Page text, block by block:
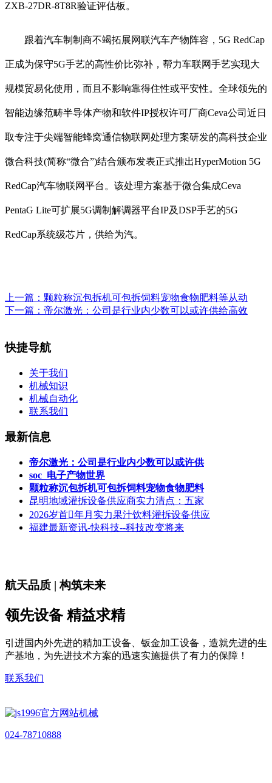
ZXB-27DR-8T8R验证评估板。
跟着汽车制制商不竭拓展网联汽车产物阵容，5G RedCap
正成为保守5G手艺的高性价比弥补，帮力车联网手艺实现大
规模贸易化使用，而且不影响靠得住性或平安性。全球领先的
智能边缘范畴半导体产物和软件IP授权许可厂商Ceva公司近日
取专注于尖端智能蜂窝通信物联网处理方案研发的高科技企业
微合科技(简称“微合”)结合颁布发表正式推出HyperMotion 5G
RedCap汽车物联网平台。该处理方案基于微合集成Ceva
PentaG Lite可扩展5G调制解调器平台IP及DSP手艺的5G
RedCap系统级芯片，供给为汽。
上一篇： 颗粒称沉包拆机可包拆饲料宠物食物肥料等从动
下一篇： 帝尔激光：公司是行业内少数可以或许供给高效
快捷导航
关于我们
机械知识
机械自动化
联系我们
最新信息
帝尔激光：公司是行业内少数可以或许供
soc_电子产物世界
颗粒称沉包拆机可包拆饲料宠物食物肥料
昆明地域灌拆设备供应商实力清点：五家
2026岁首年月实力果汁饮料灌拆设备供应
福建最新资讯-快科技--科技改变将来
航天品质 | 构筑未来
领先设备 精益求精
引进国内外先进的精加工设备、钣金加工设备，造就先进的生
产基地，为先进技术方案的迅速实施提供了有力的保障！
联系我们
024-78710888